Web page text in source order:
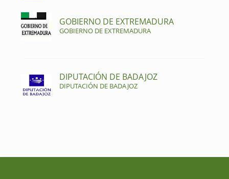
GOBIERNO DE EXTREMADURA
GOBIERNO DE EXTREMADURA
DIPUTACIÓN DE BADAJOZ
DIPUTACIÓN DE BADAJOZ